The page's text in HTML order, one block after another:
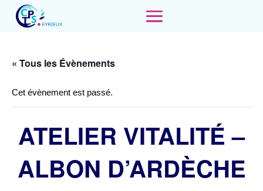
« Tous les Évènements
Cet évènement est passé.
ATELIER VITALITÉ –
ALBON D’ARDÈCHE